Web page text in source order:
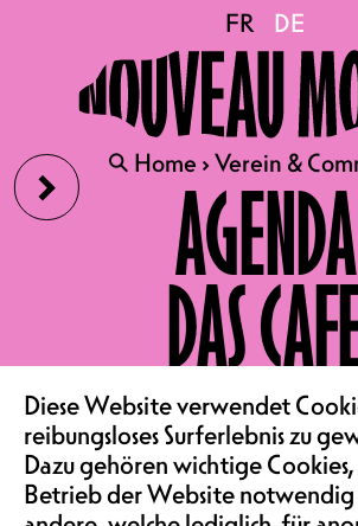
›
FR DE
🔍 Home›Verein &
AGENDA
DAS
VEREIN &
FR DE
🔍 Home›Verein &
MEMBER VOM NOUVEAU
LE
MONDE
L'ANCIENNE
Diese Website verwendet
reibungsloses Surferlebnis zu
Dazu gehören wichtige
Betrieb der Website notwendig